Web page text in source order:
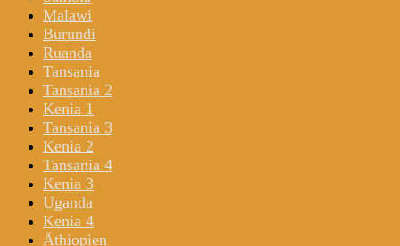
Malawi
Burundi
Ruanda
Tansania
Tansania 2
Kenia 1
Tansania 3
Kenia 2
Tansania 4
Kenia 3
Uganda
Kenia 4
Äthiopien